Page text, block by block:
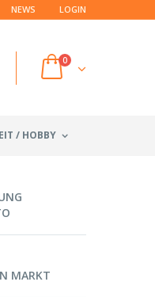
NEWS LOGIN
0
/ HOBBY
MARKT